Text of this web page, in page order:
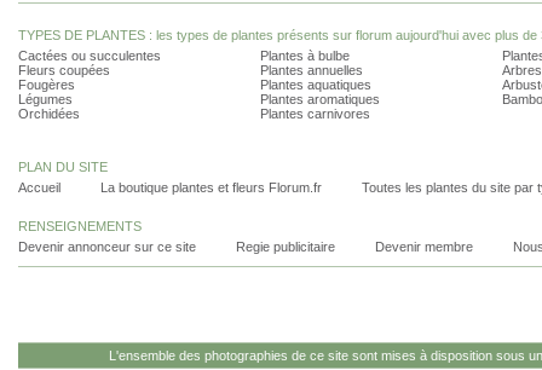
TYPES DE PLANTES : les types de plantes présents sur florum aujourd'hui avec plus de
Cactées ou succulentes
Fleurs coupées
Fougères
Légumes
Orchidées
Plantes à bulbe
Plantes annuelles
Plantes aquatiques
Plantes aromatiques
Plantes carnivores
PLAN DU SITE
Accueil
La boutique plantes et fleurs Florum.fr Toutes les plantes du site par
RENSEIGNEMENTS
Devenir annonceur sur ce site
Regie publicitaire Devenir membre
L'ensemble des photographies de ce site sont mises à disposition sous